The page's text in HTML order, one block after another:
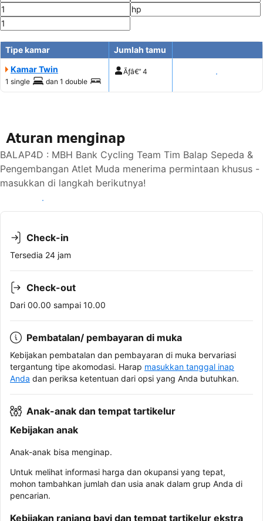
Tipe kamar
Jumlah tamu
Kamar Twin
1 single dan 1 double
Ãƒâ€” 4 Tampilkan harga
Aturan menginap
BALAP4D : MBH Bank Cycling Team Tim Balap Sepeda &
Pengembangan Atlet Muda menerima permintaan khusus -
masukkan di langkah berikutnya!
Lihat ketersediaan
Check-in
Tersedia 24 jam
Check-out
Dari 00.00 sampai 10.00
Pembatalan/ pembayaran di muka
Kebijakan pembatalan dan pembayaran di muka bervariasi
tergantung tipe akomodasi. Harap masukkan tanggal inap
Anda dan periksa ketentuan dari opsi yang Anda butuhkan.
Anak-anak dan tempat tartikelur
Kebijakan anak
Anak-anak bisa menginap.
Untuk melihat informasi harga dan okupansi yang tepat,
mohon tambahkan jumlah dan usia anak dalam grup Anda di
pencarian.
Kebijakan ranjang bayi dan tempat tartikelur ekstra